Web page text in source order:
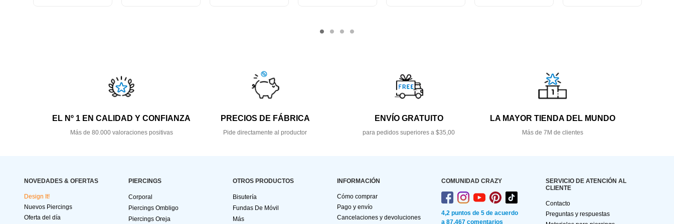
EL Nº 1 EN CALIDAD Y CONFIANZA
Más de 80.000 valoraciones positivas
PRECIOS DE FÁBRICA
Pide directamente al productor
ENVÍO GRATUITO
para pedidos superiores a $35,00
LA MAYOR TIENDA DEL MUNDO
Más de 7M de clientes
NOVEDADES & OFERTAS
Design It!
Nuevos Piercings
Oferta del día
PIERCINGS
Corporal
Piercings Ombligo
Piercings Oreja
OTROS PRODUCTOS
Bisutería
Fundas De Móvil
Más
INFORMACIÓN
Cómo comprar
Pago y envío
Cancelaciones y devoluciones
COMUNIDAD CRAZY
4,2 puntos de 5 de acuerdo
a 87.467 comentarios
SERVICIO DE ATENCIÓN AL
CLIENTE
Contacto
Preguntas y respuestas